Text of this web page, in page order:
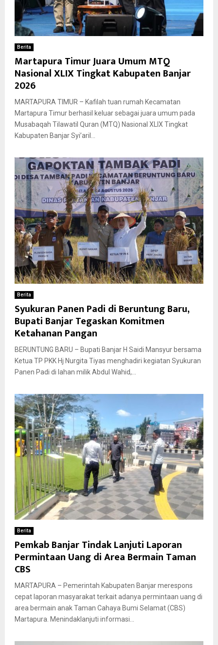
Berita
Martapura Timur Juara Umum MTQ
Nasional XLIX Tingkat Kabupaten Banjar
2026
MARTAPURA TIMUR – Kafilah tuan rumah Kecamatan
Martapura Timur berhasil keluar sebagai juara umum pada
Musabaqah Tilawatil Quran (MTQ) Nasional XLIX Tingkat
Kabupaten Banjar Syi’aril...
Berita
Syukuran Panen Padi di Beruntung Baru,
Bupati Banjar Tegaskan Komitmen
Ketahanan Pangan
BERUNTUNG BARU – Bupati Banjar H Saidi Mansyur bersama
Ketua TP PKK Hj Nurgita Tiyas menghadiri kegiatan Syukuran
Panen Padi di lahan milik Abdul Wahid,...
Berita
Pemkab Banjar Tindak Lanjuti Laporan
Permintaan Uang di Area Bermain Taman
CBS
MARTAPURA – Pemerintah Kabupaten Banjar merespons
cepat laporan masyarakat terkait adanya permintaan uang di
area bermain anak Taman Cahaya Bumi Selamat (CBS)
Martapura. Menindaklanjuti informasi...